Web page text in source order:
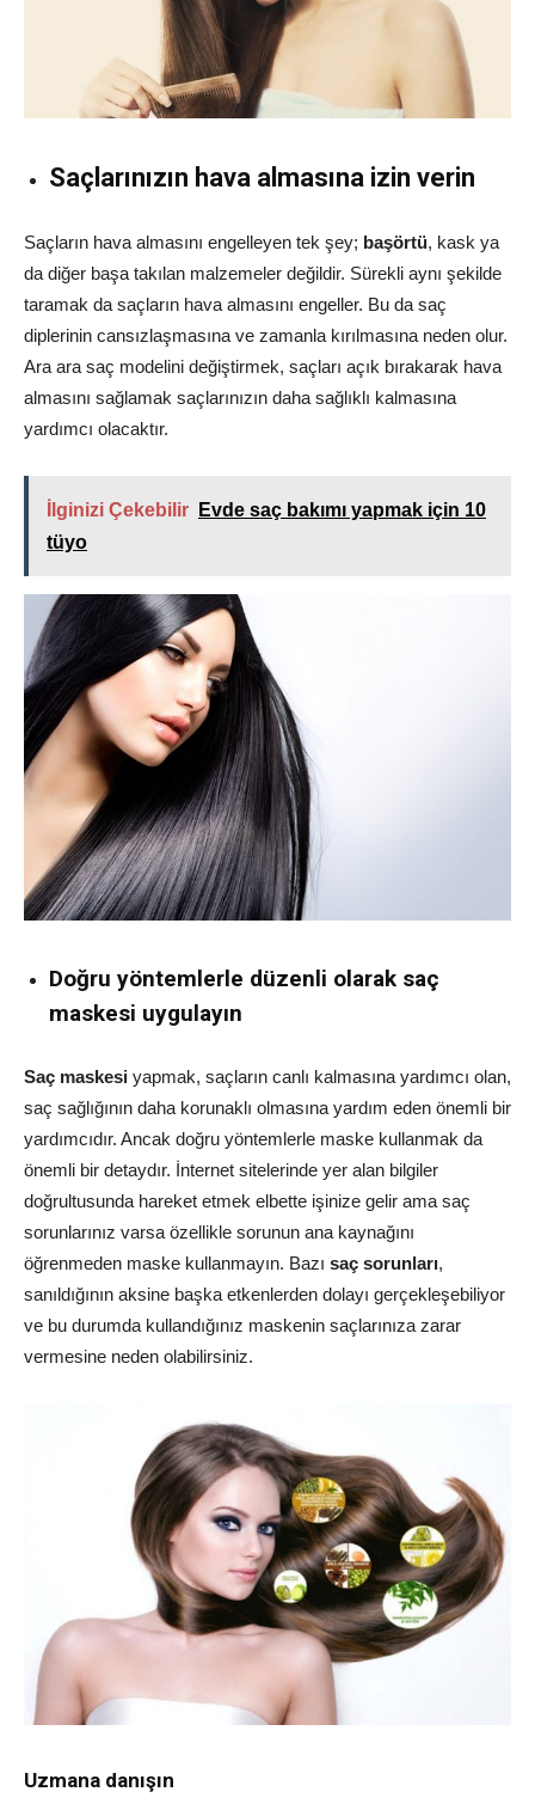
Saçlarınızın hava almasına izin verin
Saçların hava almasını engelleyen tek şey; başörtü, kask ya
da diğer başa takılan malzemeler değildir. Sürekli aynı şekilde
taramak da saçların hava almasını engeller. Bu da saç
diplerinin cansızlaşmasına ve zamanla kırılmasına neden olur.
Ara ara saç modelini değiştirmek, saçları açık bırakarak hava
almasını sağlamak saçlarınızın daha sağlıklı kalmasına
yardımcı olacaktır.
İlginizi Çekebilir
Evde saç bakımı yapmak için 10
tüyo
Doğru yöntemlerle düzenli olarak saç
maskesi uygulayın
Saç maskesi yapmak, saçların canlı kalmasına yardımcı olan,
saç sağlığının daha korunaklı olmasına yardım eden önemli bir
yardımcıdır. Ancak doğru yöntemlerle maske kullanmak da
önemli bir detaydır. İnternet sitelerinde yer alan bilgiler
doğrultusunda hareket etmek elbette işinize gelir ama saç
sorunlarınız varsa özellikle sorunun ana kaynağını
öğrenmeden maske kullanmayın. Bazı saç sorunları,
sanıldığının aksine başka etkenlerden dolayı gerçekleşebiliyor
ve bu durumda kullandığınız maskenin saçlarınıza zarar
vermesine neden olabilirsiniz.
Uzmana danışın